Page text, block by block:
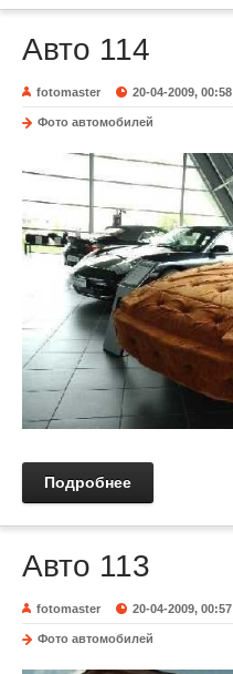
Авто 114
fotomaster 20-04-2009, 00:58
Фото автомобилей
Подробнее
Авто 113
fotomaster 20-04-2009, 00:57
Фото автомобилей